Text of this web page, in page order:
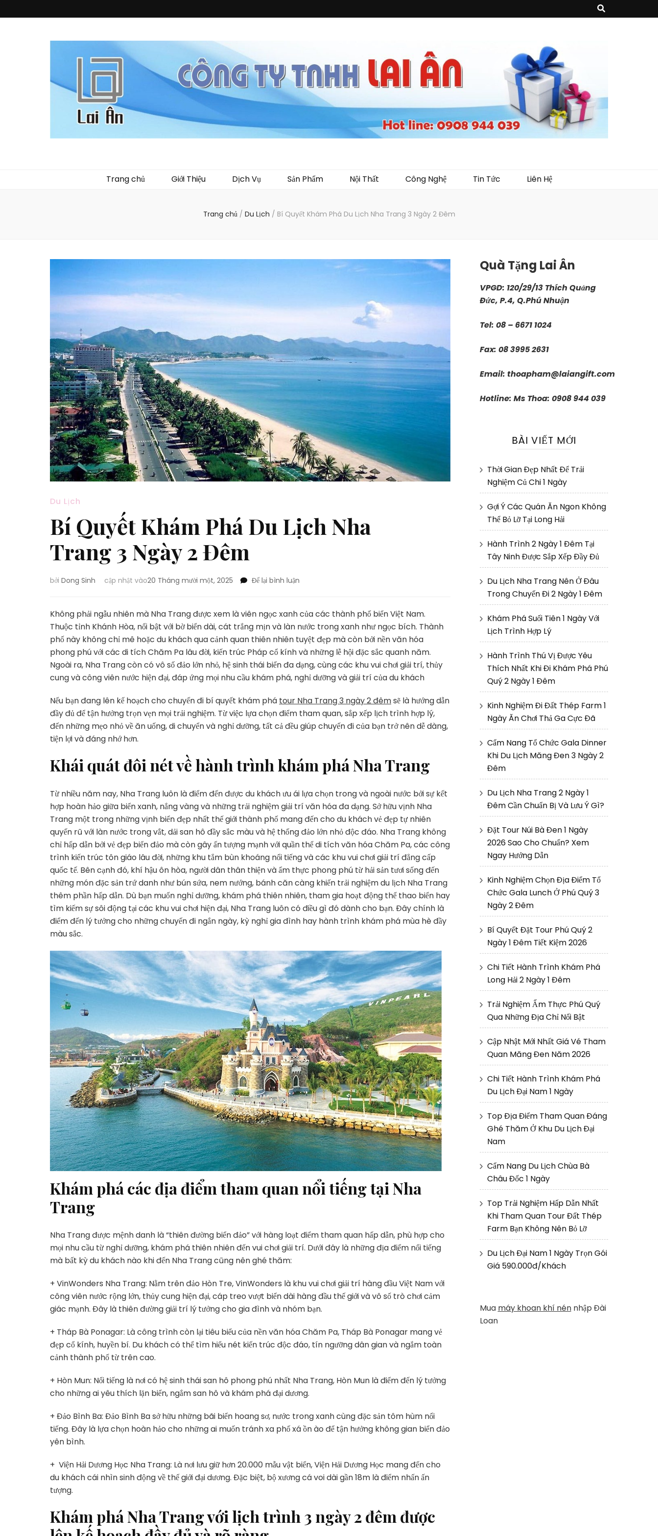
Trang chủ Giới Thiệu Dịch Vụ Sản Phẩm Nội Thất Công Nghệ Tin Tức Liên Hệ
Trang chủ / Du Lịch / Bí Quyết Khám Phá Du Lịch Nha Trang 3 Ngày 2 Đêm
Du Lịch
Bí Quyết Khám Phá Du Lịch Nha
Trang 3 Ngày 2 Đêm
bởi Dong Sinh cập nhật vào20 Tháng mười một, 2025 Để lại bình luận
Khám
Du
Lịch
Nha
Trang 3
Ngày
2
Không phải ngẫu nhiên mà Nha Trang được xem là viên ngọc xanh của các thành phố biển Việt Nam.
Thuộc tỉnh Khánh Hòa, nổi bật với bờ biển dài, cát trắng mịn và làn nước trong xanh như ngọc bích. Thành
phố này không chỉ mê hoặc du khách qua cảnh quan thiên nhiên tuyệt đẹp mà còn bởi nền văn hóa
phong phú với các di tích Chăm Pa lâu đời, kiến trúc Pháp cổ kính và những lễ hội đặc sắc quanh năm.
Ngoài ra, Nha Trang còn có vô số đảo lớn nhỏ, hệ sinh thái biển đa dạng, cùng các khu vui chơi giải trí, thủy
cung và công viên nước hiện đại, đáp ứng mọi nhu cầu khám phá, nghỉ dưỡng và giải trí của du khách
Nếu bạn đang lên kế hoạch cho chuyến đi bí quyết khám phá tour Nha Trang 3 ngày 2 đêmsẽ là hướng dẫn
đầy đủ để tận hưởng trọn vẹn mọi trải nghiệm. Từ việc lựa chọn điểm tham quan, sắp xếp lịch trình hợp lý,
đến những mẹo nhỏ về ăn uống, di chuyển và nghỉ dưỡng, tất cả đều giúp chuyến đi của bạn trở nên dễ dàng,
tiện lợi và đáng nhớ hơn.
Khái quát đôi nét về hành trình khám phá Nha Trang
Từ nhiều năm nay, Nha Trang luôn là điểm đến được du khách ưu ái lựa chọn trong và ngoài nước bởi sự kết
hợp hoàn hảo giữa biển xanh, nắng vàng và những trải nghiệm giải trí văn hóa đa dạng. Sở hữu vịnh Nha
Trang một trong những vịnh biển đẹp nhất thế giới thành phố mang đến cho du khách vẻ đẹp tự nhiên
quyến rũ với làn nước trong vắt, dải san hô đầy sắc màu và hệ thống đảo lớn nhỏ độc đáo. Nha Trang không
chỉ hấp dẫn bởi vẻ đẹp biển đảo mà còn gây ấn tượng mạnh với quần thể di tích văn hóa Chăm Pa, các công
trình kiến trúc tôn giáo lâu đời, những khu tắm bùn khoáng nổi tiếng và các khu vui chơi giải trí đẳng cấp
quốc tế. Bên cạnh đó, khí hậu ôn hòa, người dân thân thiện và ẩm thực phong phú từ hải sản tươi sống đến
những món đặc sản trứ danh như bún sứa, nem nướng, bánh căn càng khiến trải nghiệm du lịch Nha Trang
thêm phần hấp dẫn. Dù bạn muốn nghỉ dưỡng, khám phá thiên nhiên, tham gia hoạt động thể thao biển hay
tìm kiếm sự sôi động tại các khu vui chơi hiện đại, Nha Trang luôn có điều gì đó dành cho bạn. Đây chính là
điểm đến lý tưởng cho những chuyến đi ngắn ngày, kỳ nghỉ gia đình hay hành trình khám phá mùa hè đầy
màu sắc.
Khám phá các địa điểm tham quan nổi tiếng tại Nha
Trang
Nha Trang được mệnh danh là “thiên đường biển đảo” với hàng loạt điểm tham quan hấp dẫn, phù hợp cho
mọi nhu cầu từ nghỉ dưỡng, khám phá thiên nhiên đến vui chơi giải trí. Dưới đây là những địa điểm nổi tiếng
mà bất kỳ du khách nào khi đến Nha Trang cũng nên ghé thăm:
+ VinWonders Nha Trang: Nằm trên đảo Hòn Tre, VinWonders là khu vui chơi giải trí hàng đầu Việt Nam với
công viên nước rộng lớn, thủy cung hiện đại, cáp treo vượt biển dài hàng đầu thế giới và vô số trò chơi cảm
giác mạnh. Đây là thiên đường giải trí lý tưởng cho gia đình và nhóm bạn.
+ Tháp Bà Ponagar: Là công trình còn lại tiêu biểu của nền văn hóa Chăm Pa, Tháp Bà Ponagar mang vẻ
đẹp cổ kính, huyền bí. Du khách có thể tìm hiểu nét kiến trúc độc đáo, tín ngưỡng dân gian và ngắm toàn
cảnh thành phố từ trên cao.
+ Hòn Mun: Nổi tiếng là nơi có hệ sinh thái san hô phong phú nhất Nha Trang, Hòn Mun là điểm đến lý tưởng
cho những ai yêu thích lặn biển, ngắm san hô và khám phá đại dương.
+ Đảo Bình Ba: Đảo Bình Ba sở hữu những bãi biển hoang sơ, nước trong xanh cùng đặc sản tôm hùm nổi
tiếng. Đây là lựa chọn hoàn hảo cho những ai muốn tránh xa phố xá ồn ào để tận hưởng không gian biển đảo
yên bình.
+ Viện Hải Dương Học Nha Trang: Là nơi lưu giữ hơn 20.000 mẫu vật biển, Viện Hải Dương Học mang đến cho
du khách cái nhìn sinh động về thế giới đại dương. Đặc biệt, bộ xương cá voi dài gần 18m là điểm nhấn ấn
tượng.
Khám phá Nha Trang với lịch trình 3 ngày 2 đêm được
Quà Tặng Lai Ân
VPGD: 120/29/13 Thích Quảng
Đức, P.4, Q.Phú Nhuận
Tel: 08 – 6671 1024
Fax: 08 3995 2631
Email: thoapham@laiangift.com
Hotline: Ms Thoa: 0908 944 039
BÀI VIẾT MỚI
Thời Gian Đẹp Nhất Để Trải
Nghiệm Củ Chi 1 Ngày
Gợi Ý Các Quán Ăn Ngon Không
Thể Bỏ Lỡ Tại Long Hải
Hành Trình 2 Ngày 1 Đêm Tại
Tây Ninh Được Sắp Xếp Đầy Đủ
Du Lịch Nha Trang Nên Ở Đâu
Trong Chuyến Đi 2 Ngày 1 Đêm
Khám Phá Suối Tiên 1 Ngày Với
Lịch Trình Hợp Lý
Hành Trình Thú Vị Được Yêu
Thích Nhất Khi Đi Khám Phá Phú
Quý 2 Ngày 1 Đêm
Kinh Nghiệm Đi Đất Thép Farm 1
Ngày Ăn Chơi Thả Ga Cực Đã
Cẩm Nang Tổ Chức Gala Dinner
Khi Du Lịch Măng Đen 3 Ngày 2
Đêm
Du Lịch Nha Trang 2 Ngày 1
Đêm Cần Chuẩn Bị Và Lưu Ý Gì?
Đặt Tour Núi Bà Đen 1 Ngày
2026 Sao Cho Chuẩn? Xem
Ngay Hướng Dẫn
Kinh Nghiệm Chọn Địa Điểm Tổ
Chức Gala Lunch Ở Phú Quý 3
Ngày 2 Đêm
Bí Quyết Đặt Tour Phú Quý 2
Ngày 1 Đêm Tiết Kiệm 2026
Chi Tiết Hành Trình Khám Phá
Long Hải 2 Ngày 1 Đêm
Trải Nghiệm Ẩm Thực Phú Quý
Qua Những Địa Chỉ Nổi Bật
Cập Nhật Mới Nhất Giá Vé Tham
Quan Măng Đen Năm 2026
Chi Tiết Hành Trình Khám Phá
Du Lịch Đại Nam 1 Ngày
Top Địa Điểm Tham Quan Đáng
Ghé Thăm Ở Khu Du Lịch Đại
Nam
Cẩm Nang Du Lịch Chùa Bà
Châu Đốc 1 Ngày
Top Trải Nghiệm Hấp Dẫn Nhất
Khi Tham Quan Tour Đất Thép
Farm Bạn Không Nên Bỏ Lỡ
Du Lịch Đại Nam 1 Ngày Trọn Gói
Giá 590.000đ/Khách
Mua máy khoan khí nénnhập Đài
Loan